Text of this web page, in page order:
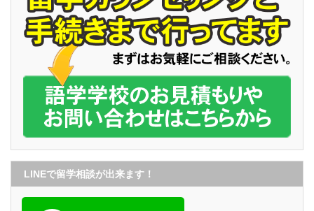
LINEで留学相談が出来ます！